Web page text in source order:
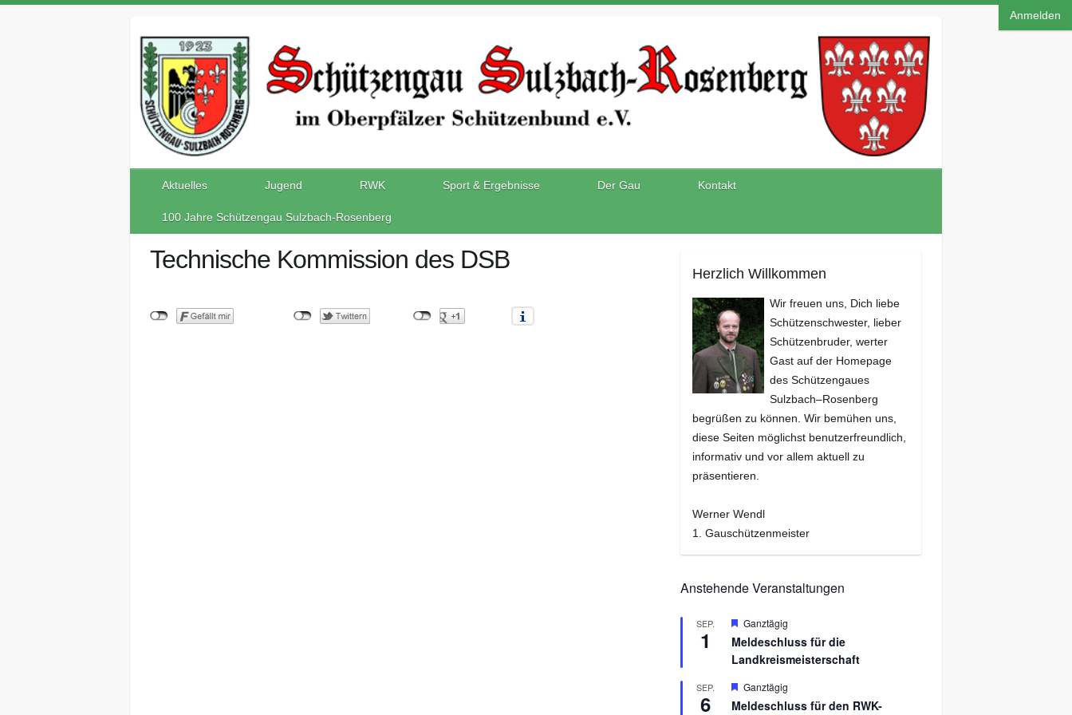
Anmelden
Aktuelles Jugend RWK Sport & Ergebnisse Der Gau Kontakt
100 Jahre Schützengau Sulzbach-Rosenberg
Technische Kommission des DSB Herzlich Willkommen
Wir freuen uns, Dich liebe
Schützenschwester, lieber
Schützenbruder, werter
Gast auf der Homepage
des Schützengaues
Sulzbach–Rosenberg
begrüßen zu können. Wir bemühen uns,
diese Seiten möglichst benutzerfreundlich,
informativ und vor allem aktuell zu
präsentieren.
Werner Wendl
1. Gauschützenmeister
Anstehende Veranstaltungen
SEP.
1
H
r
v
r
e
Ganztägig
Meldeschluss für die
Landkreismeisterschaft
SEP.
6
H
r
Ganztägig
Meldeschluss für den RWK-